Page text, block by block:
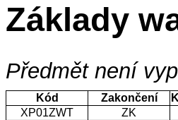
Základy
Předmět není
Kód Zakončení
XP01ZWT
ZK